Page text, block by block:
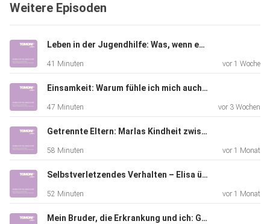
Weitere Episoden
Leben in der Jugendhilfe: Was, wenn es zuhause nicht mehr geht?
41 Minuten vor 1 Woche
Einsamkeit: Warum fühle ich mich auch unter Menschen allein – und was hilft dagegen?
47 Minuten vor 3 Wochen
Getrennte Eltern: Marlas Kindheit zwischen zwei Familien auf Distanz
58 Minuten vor 1 Monat
Selbstverletzendes Verhalten – Elisa über Ursachen, Funktionen und den Weg zur Hilfe
52 Minuten vor 1 Monat
Mein Bruder, die Erkrankung und ich: Geschwisterkinder kommen zu Wort